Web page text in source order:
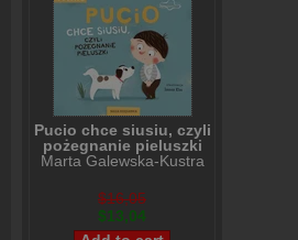
Pucio chce siusiu, czyli
pożegnanie pieluszki
Marta Galewska-Kustra
$16,05
$13,04